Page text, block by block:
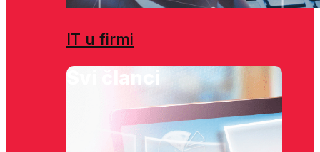
IT u firmi
Svi članci